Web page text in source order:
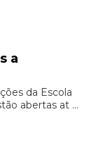
a
da Escola
abertas at ...